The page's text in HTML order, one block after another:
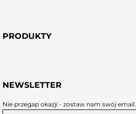
PRODUKTY
NEWSLETTER
Nie przegap okazji - zostaw nam swój email.